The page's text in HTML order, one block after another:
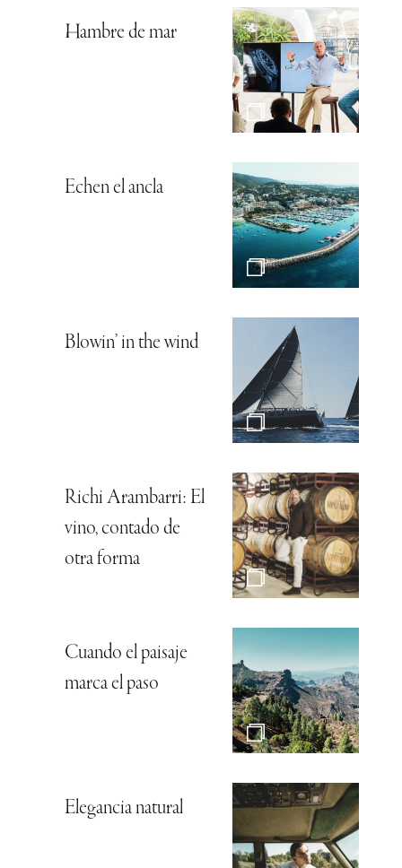
Hambre de mar
Echen el ancla
Blowin’ in the wind
Richi Arambarri: El
vino, contado de
otra forma
Cuando el paisaje
marca el paso
Elegancia natural